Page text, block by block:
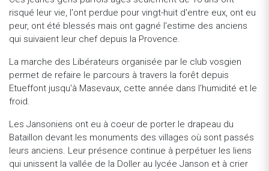
risqué leur vie, l'ont perdue pour vingt-huit d'entre eux, ont eu
peur, ont été blessés mais ont gagné l'estime des anciens
qui suivaient leur chef depuis la Provence.
La marche des Libérateurs organisée par le club vosgien
permet de refaire le parcours à travers la forêt depuis
Etueffont jusqu'à Masevaux, cette année dans l'humidité et le
froid.
Les Jansoniens ont eu à coeur de porter le drapeau du
Bataillon devant les monuments des villages où sont passés
leurs anciens. Leur présence continue à perpétuer les liens
qui unissent la vallée de la Doller au lycée Janson et à crier